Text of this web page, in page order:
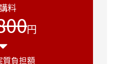
○
料
円
質負担額